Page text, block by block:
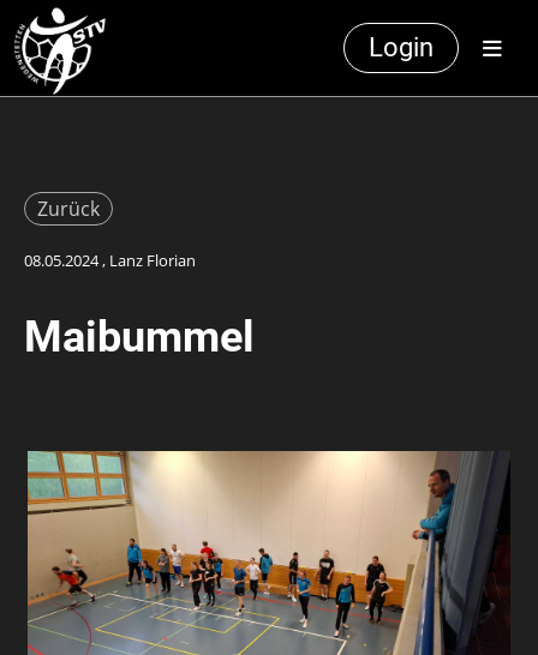
Login
Zurück
08.05.2024, Lanz Florian
Maibummel